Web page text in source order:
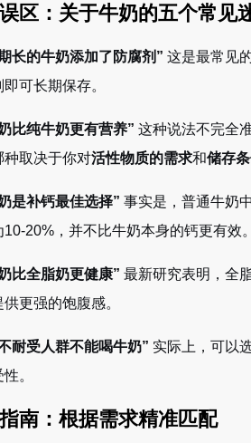
区：关于牛奶的五个常见
长的牛奶添加了防腐剂” 这是最常见
可长期保存。
比纯牛奶更有营养” 这种说法不完全
种取决于你对活性物质的需求和储存
是补钙最佳选择” 事实是，普通牛奶
20%，并不比牛奶本身的钙更有效。
比全脂奶更健康” 最新研究表明，全
供更强的饱腹感。
耐受人群不能喝牛奶” 实际上，可以
性。
南：根据需求精准匹配